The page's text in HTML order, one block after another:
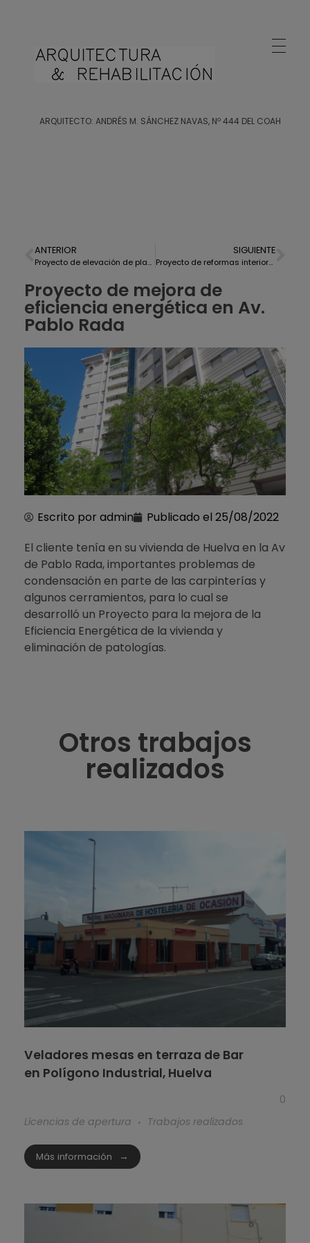
ARQUITECTO: ANDRÉS M. SÁNCHEZ NAVAS, Nº 444 DEL COAH
ANTERIOR
Proyecto de elevación de planta en Villalba del Acor
SIGUIENTE
Proyecto de reformas interiores de piso en Punta Umbría
Proyecto de mejora de
eficiencia energética en Av.
Pablo Rada
Escrito por admin Publicado el 25/08/2022
El cliente tenía en su vivienda de Huelva en la Av
de Pablo Rada, importantes problemas de
condensación en parte de las carpinterías y
algunos cerramientos, para lo cual se
desarrolló un Proyecto para la mejora de la
Eficiencia Energética de la vivienda y
eliminación de patologías.
Otros trabajos
realizados
Veladores mesas en terraza de Bar
en Polígono Industrial, Huelva
0
Licencias de apertura
Trabajos realizados
Más información